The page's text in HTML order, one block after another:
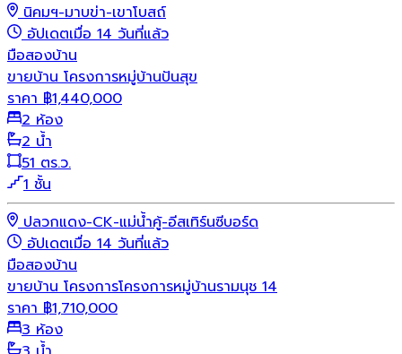
นิคมฯ-มาบข่า-เขาโบสถ์
อัปเดตเมื่อ 14 วันที่แล้ว
มือสองบ้าน
ขายบ้าน โครงการหมู่บ้านปันสุข
ราคา ฿1,440,000
2 ห้อง
2 น้ำ
51 ตร.ว.
1 ชั้น
ปลวกแดง-CK-แม่น้ำคู้-อีสเทิร์นซีบอร์ด
อัปเดตเมื่อ 14 วันที่แล้ว
มือสองบ้าน
ขายบ้าน โครงการโครงการหมู่บ้านรามนุช 14
ราคา ฿1,710,000
3 ห้อง